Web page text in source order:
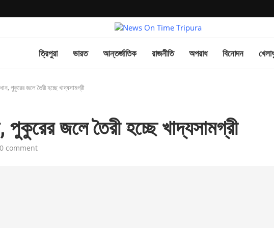
ত্রিপুরা ভারত আন্তর্জাতিক রাজনীতি অপরাধ বিনোদন
পুকুরের জলে তৈরী হচ্ছে খাদ্যসামগ্রী
পুকুরের জলে তৈরী হচ্ছে খাদ্যসামগ্রী
0 comment